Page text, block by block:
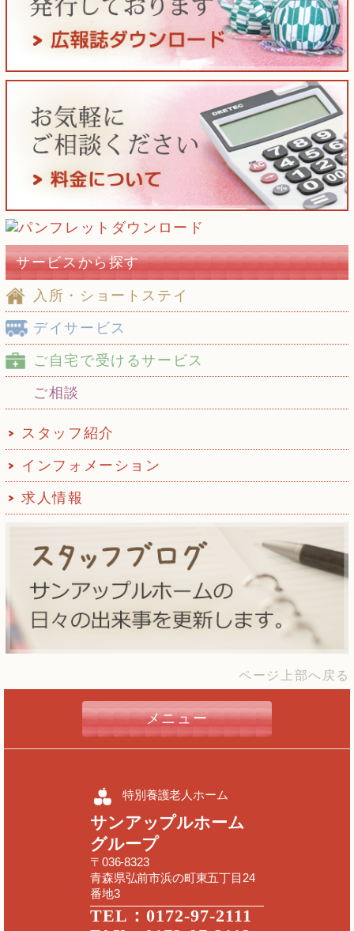
サービスから探す
入所・ショートステイ
デイサービス
ご自宅で受けるサービス
ご相談
スタッフ紹介
インフォメーション
求人情報
ページ上部へ戻る
メニュー
特別養護老人ホーム
サンアップルホーム
グループ
〒036-8323
青森県弘前市浜の町東五丁目24
番地3
TEL：0172-97-2111